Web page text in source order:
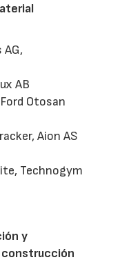
AB
Otosan
Aion AS
Technogym
y